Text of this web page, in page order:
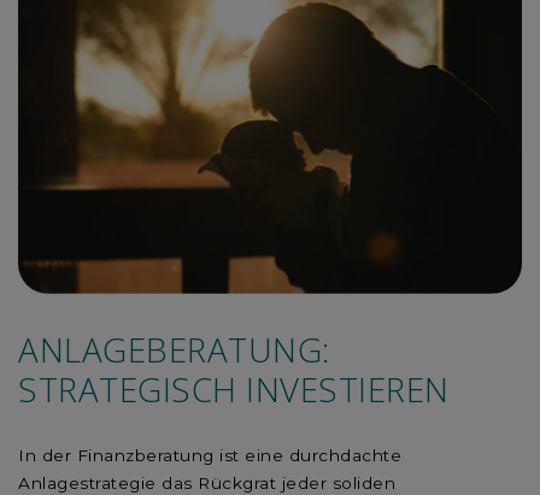
ANLAGEBERATUNG:
STRATEGISCH INVESTIEREN
In der Finanzberatung ist eine durchdachte
Anlagestrategie das Rückgrat jeder soliden